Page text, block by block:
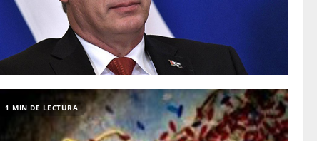
1 MIN DE LECTURA